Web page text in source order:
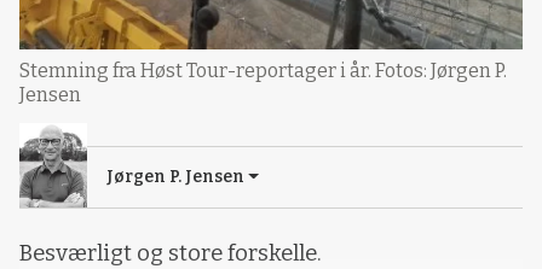
Stemning fra Høst Tour-reportager i år. Fotos: Jørgen P.
Jensen
Jørgen P. Jensen
Besværligt og store forskelle.